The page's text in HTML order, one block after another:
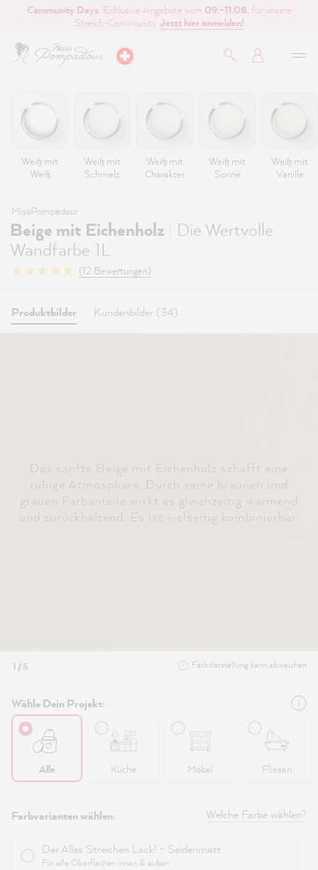
springen
Community Days: Exklusive Angebote vom 09.–11.08. für unsere
Streich-Community. Jetzt hier anmelden!
Weiß mit
Weiß
Weiß mit
Schmelz
Weiß mit
Charakter
Weiß mit
Sonne
Weiß mit
Vanille
MissPompadour
Beige mit Eichenholz
Die Wertvolle
Wandfarbe 1L
(12 Bewertungen)
Produktbilder Kundenbilder (34)
Das sanfte Beige mit Eichenholz schafft eine
ruhige Atmosphäre. Durch seine braunen und
grauen Farbanteile wirkt es gleichzeitig wärmend
und zurückhaltend. Es ist vielseitig kombinierbar.
1 / 5 Farbdarstellung kann abweichen
Wähle Dein Projekt:
Alle Küche Möbel Fliesen
Farbvarianten wählen: Welche Farbe wählen?
Der Alles Streichen Lack! - Seidenmatt
Für alle Oberflächen innen & außen